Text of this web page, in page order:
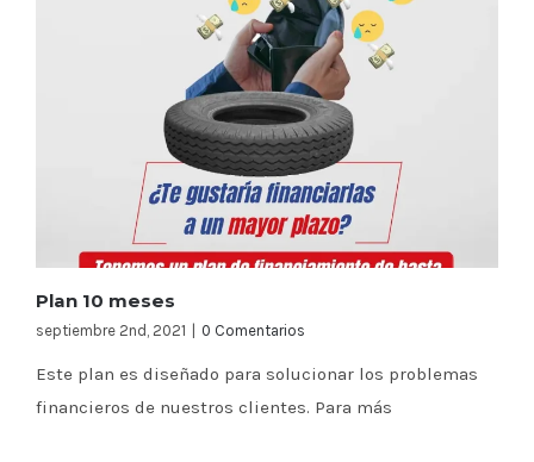
Plan 10 meses
septiembre 2nd, 2021 0 Comentarios
Este plan es diseñado para solucionar los problemas
financieros de nuestros clientes. Para más